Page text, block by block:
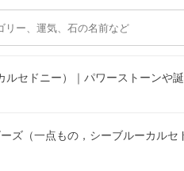
ルセドニー）｜パワーストーンや
ズ（一点もの，シーブルーカルセ